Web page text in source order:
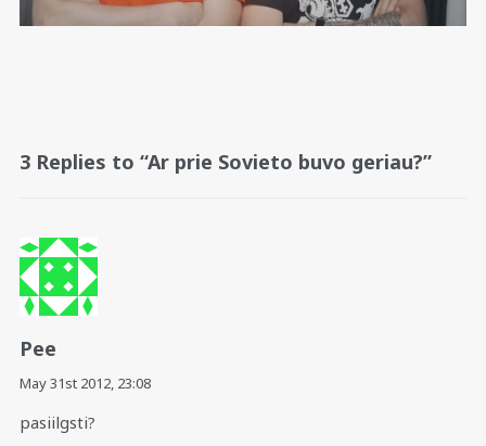
3 Replies to “Ar prie Sovieto buvo geriau?”
Pee
May 31st 2012, 23:08
pasiilgsti?